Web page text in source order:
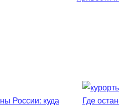
России: куда
Где